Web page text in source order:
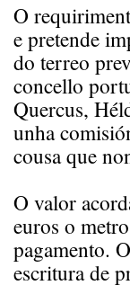
O
e pretende
do terreo
concello
Quercus,
unha
cousa que
O valor
euros o
pagamento.
escritura de